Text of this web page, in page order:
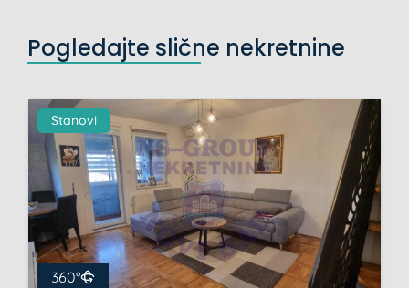
Pogledajte slične nekretnine
Stanovi
360°